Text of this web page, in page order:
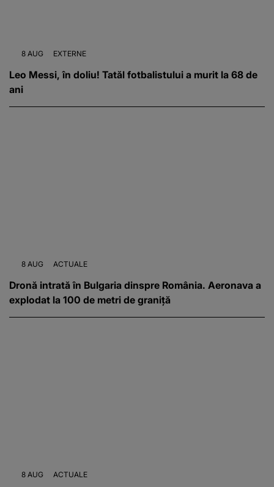
8 AUG EXTERNE
Leo Messi, în doliu! Tatăl fotbalistului a murit la 68 de
ani
8 AUG ACTUALE
Dronă intrată în Bulgaria dinspre România. Aeronava a
explodat la 100 de metri de graniță
8 AUG ACTUALE